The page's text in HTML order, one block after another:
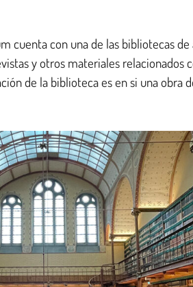
cuenta con una de las bibliotecas
y otros materiales relacionados
de la biblioteca es en si una obra